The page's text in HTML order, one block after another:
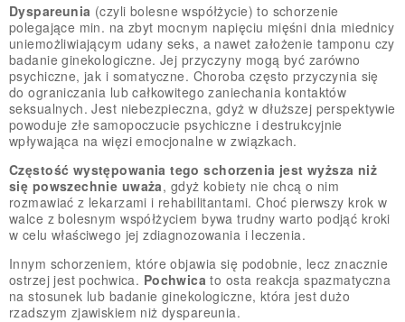
Dyspareunia (czyli bolesne współżycie) to schorzenie
polegające min. na zbyt mocnym napięciu mięśni dnia miednicy
uniemożliwiającym udany seks, a nawet założenie tamponu czy
badanie ginekologiczne. Jej przyczyny mogą być zarówno
psychiczne, jak i somatyczne. Choroba często przyczynia się
do ograniczania lub całkowitego zaniechania kontaktów
seksualnych. Jest niebezpieczna, gdyż w dłuższej perspektywie
powoduje złe samopoczucie psychiczne i destrukcyjnie
wpływająca na więzi emocjonalne w związkach.
Częstość występowania tego schorzenia jest wyższa niż
się powszechnie uważa, gdyż kobiety nie chcą o nim
rozmawiać z lekarzami i rehabilitantami. Choć pierwszy krok w
walce z bolesnym współżyciem bywa trudny warto podjąć kroki
w celu właściwego jej zdiagnozowania i leczenia.
Innym schorzeniem, które objawia się podobnie, lecz znacznie
ostrzej jest pochwica. Pochwica to osta reakcja spazmatyczna
na stosunek lub badanie ginekologiczne, która jest dużo
rzadszym zjawiskiem niż dyspareunia.